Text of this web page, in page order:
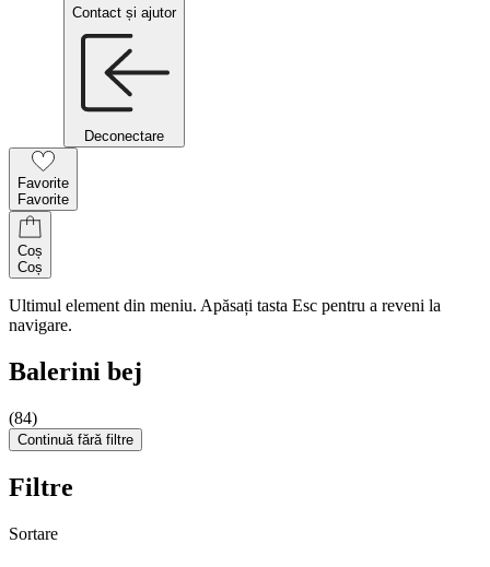
Contact și ajutor
Deconectare
Favorite
Favorite
Coș
Coș
Ultimul element din meniu. Apăsați tasta Esc pentru a reveni la
navigare.
Balerini bej
(84)
Continuă fără filtre
Filtre
Sortare